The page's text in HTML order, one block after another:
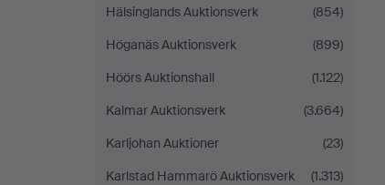
Hälsinglands Auktionsverk
(854)
Höganäs Auktionsverk
(899)
Höörs Auktionshall
(1.122)
Kalmar Auktionsverk
(3.664)
Karljohan Auktioner
(23)
Karlstad Hammarö Auktionsverk
(1.313)